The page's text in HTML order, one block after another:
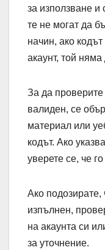
за използване и
те не могат да
начин, ако
акаунт, той
За да
валиден, се
материал или
кодът. Ако
уверете се, че
Ако подозирате,
изпълнен,
на акаунта си
за уточнение.